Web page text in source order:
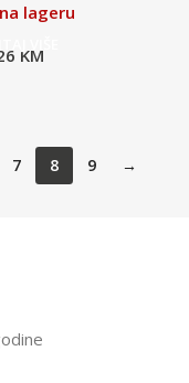
lageru
KM
7 8 9 →